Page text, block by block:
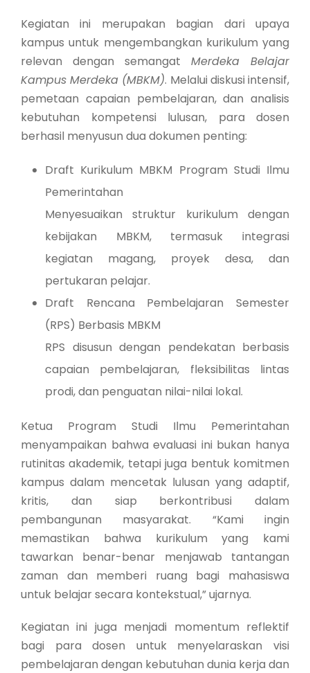
Kegiatan ini merupakan bagian dari upaya
kampus untuk mengembangkan kurikulum yang
relevan dengan semangat Merdeka Belajar
Kampus Merdeka (MBKM). Melalui diskusi intensif,
pemetaan capaian pembelajaran, dan analisis
kebutuhan kompetensi lulusan, para dosen
berhasil menyusun dua dokumen penting:
Draft Kurikulum MBKM Program Studi Ilmu
Pemerintahan
Menyesuaikan struktur kurikulum dengan
kebijakan MBKM, termasuk integrasi
kegiatan magang, proyek desa, dan
pertukaran pelajar.
Draft Rencana Pembelajaran Semester
(RPS) Berbasis MBKM
RPS disusun dengan pendekatan berbasis
capaian pembelajaran, fleksibilitas lintas
prodi, dan penguatan nilai-nilai lokal.
Ketua Program Studi Ilmu Pemerintahan
menyampaikan bahwa evaluasi ini bukan hanya
rutinitas akademik, tetapi juga bentuk komitmen
kampus dalam mencetak lulusan yang adaptif,
kritis, dan siap berkontribusi dalam
pembangunan masyarakat. “Kami ingin
memastikan bahwa kurikulum yang kami
tawarkan benar-benar menjawab tantangan
zaman dan memberi ruang bagi mahasiswa
untuk belajar secara kontekstual,” ujarnya.
Kegiatan ini juga menjadi momentum reflektif
bagi para dosen untuk menyelaraskan visi
pembelajaran dengan kebutuhan dunia kerja dan